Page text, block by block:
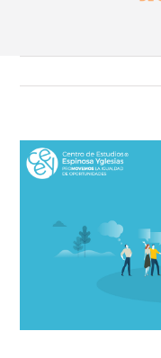
Ver
Imagen